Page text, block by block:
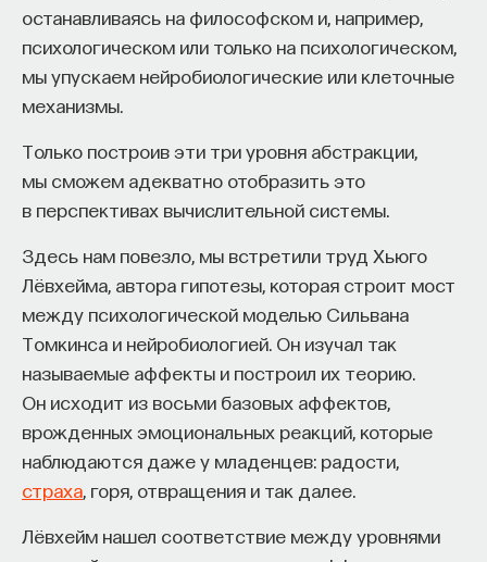
останавливаясь на философском и, например,
психологическом или только на психологическом,
мы упускаем нейробиологические или клеточные
механизмы.
Только построив эти три уровня абстракции,
мы сможем адекватно отобразить это
в перспективах вычислительной системы.
Здесь нам повезло, мы встретили труд Хьюго
Лёвхейма, автора гипотезы, которая строит мост
между психологической моделью Сильвана
Томкинса и нейробиологией. Он изучал так
называемые аффекты и построил их теорию.
Он исходит из восьми базовых аффектов,
врожденных эмоциональных реакций, которые
наблюдаются даже у младенцев: радости,
страха , горя, отвращения и так далее.
Лёвхейм нашел соответствие между уровнями
работает только под заказ, он занимает совсем
другую роль. У классического университета есть
редкая возможность — мыслить на длинной
дистанции и реально влиять на будущее: на то,
экономика и как в целом будет разворачиваться
общество».
Знание нельзя просто передать
«Сама проблема гораздо старше, чем может
показаться. Если преподаватель выдает задание,
студент перепоручает его нейросети, а потом
просто приносит готовый текст, это лишь делает
старую проблему совсем уж неустранимой.
Но и привычная университетская схема, в которой
преподаватель что-то рассказал, студент что-то
записал, а затем попытался пересказать это
наизусть, тоже почти не оставляет места для